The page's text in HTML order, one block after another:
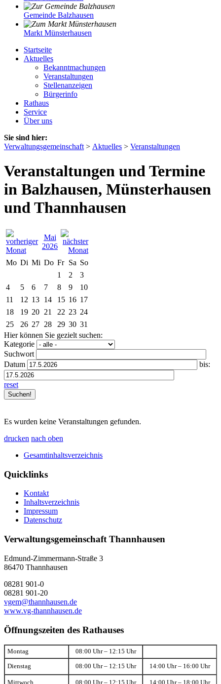
Gemeinde Balzhausen
Markt Münsterhausen
Startseite
Aktuelles
Bekanntmachungen
Veranstaltungen
Stellenanzeigen
Bürgerinfo
Rathaus
Service
Über uns
Sie sind hier:
Verwaltungsgemeinschaft > Aktuelles > Veranstaltungen
Veranstaltungen und Termine
in Balzhausen, Münsterhausen
und Thannhausen
Mai
2026
Mo Di Mi Do Fr Sa So
1
2
3
4
5 6 7 8 9
10
11
12 13 14 15 16 17
18
19 20 21 22 23 24
25
26 27 28 29 30 31
Hier können Sie gezielt suchen:
Kategorie
Suchwort
Datum
bis:
reset
Es wurden keine Veranstaltungen gefunden.
drucken nach oben
Gesamtinhaltsverzeichnis
Quicklinks
Kontakt
Inhaltsverzeichnis
Impressum
Datenschutz
Verwaltungsgemeinschaft Thannhausen
Edmund-Zimmermann-Straße 3
86470 Thannhausen
08281 901-0
08281 901-20
vgem@thannhausen.de
www.vg-thannhausen.de
Öffnungszeiten des Rathauses
Montag 08:00 Uhr – 12:15 Uhr
Dienstag 08:00 Uhr – 12:15 Uhr 14:00 Uhr – 16:00 Uhr